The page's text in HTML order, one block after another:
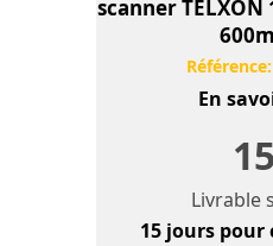
scanner TELXON
Référence:
En
15
Livrable
15 jours pour